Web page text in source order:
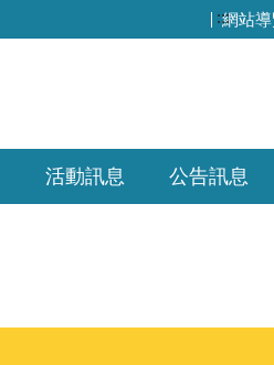
:::網站
活動訊息 公告訊息